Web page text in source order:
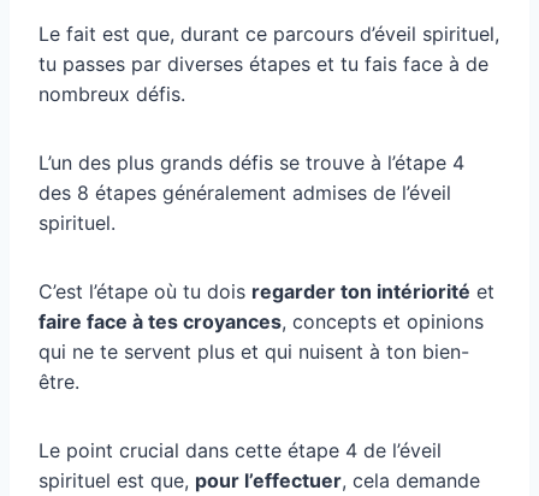
Le fait est que, durant ce parcours d’éveil spirituel,
tu passes par diverses étapes et tu fais face à de
nombreux défis.
L’un des plus grands défis se trouve à l’étape 4
des 8 étapes généralement admises de l’éveil
spirituel.
C’est l’étape où tu dois regarder ton intériorité et
faire face à tes croyances, concepts et opinions
qui ne te servent plus et qui nuisent à ton bien-
être.
Le point crucial dans cette étape 4 de l’éveil
spirituel est que, pour l’effectuer, cela demande